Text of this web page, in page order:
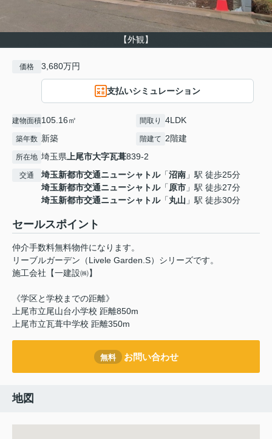
【外観】
価格 3,680万円
支払いシミュレーション
建物面積105.16㎡ 間取り 4LDK
築年数 新築 階建て 2階建
所在地 埼玉県上尾市大字瓦葺839-2
交通 埼玉新都市交通ニューシャトル「沼南 」駅 徒歩25分
埼玉新都市交通ニューシャトル「原市 」駅 徒歩27分
埼玉新都市交通ニューシャトル「丸山 」駅 徒歩30分
セールスポイント
仲介手数料無料物件になります。
リーブルガーデン（Livele Garden.S）シリーズです。
施工会社【一建設㈱】
《学区と学校までの距離》
上尾市立尾山台小学校 距離850m
上尾市立瓦葺中学校 距離350m
無料 お問い合わせ
地図